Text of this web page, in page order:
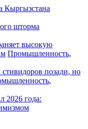
Кыргызстана
шторма
высокую
Промышленность,
позади, но
,
2026 года: